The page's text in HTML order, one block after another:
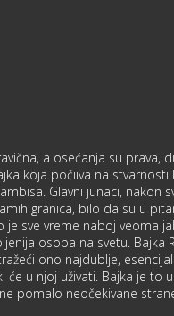
a osećanja su prava,
koja počiiva na stvarnosti
Glavni junaci, nakon
granica, bilo da su u
sve vreme naboj veoma
osoba na svetu. Bajka
ono najdublje,
u njoj uživati. Bajka je to
pomalo neočekivane